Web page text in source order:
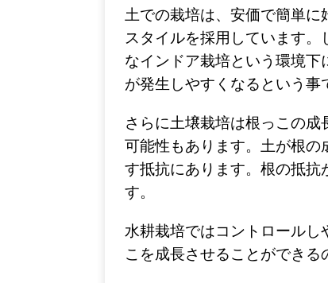
土での栽培は、安価で簡単
スタイルを採用しています
なインドア栽培という環境下
が発生しやすくなるという事
さらに土壌栽培は根っこの
可能性もあります。土が根の
す抵抗にあります。根の抵抗
す。
水耕栽培ではコントロール
こを成長させることができる